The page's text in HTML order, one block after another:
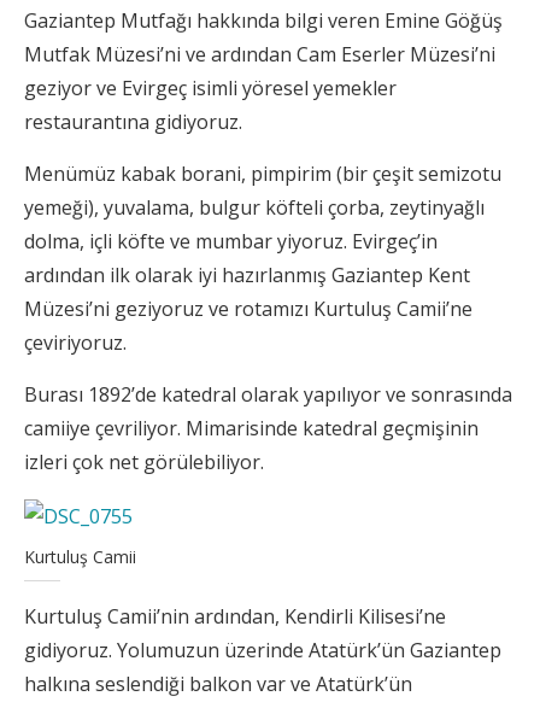
Gaziantep Mutfağı hakkında bilgi veren Emine Göğüş
Mutfak Müzesi’ni ve ardından Cam Eserler Müzesi’ni
geziyor ve Evirgeç isimli yöresel yemekler
restaurantına gidiyoruz.
Menümüz kabak borani, pimpirim (bir çeşit semizotu
yemeği), yuvalama, bulgur köfteli çorba, zeytinyağlı
dolma, içli köfte ve mumbar yiyoruz. Evirgeç’in
ardından ilk olarak iyi hazırlanmış Gaziantep Kent
Müzesi’ni geziyoruz ve rotamızı Kurtuluş Camii’ne
çeviriyoruz.
Burası 1892’de katedral olarak yapılıyor ve sonrasında
camiiye çevriliyor. Mimarisinde katedral geçmişinin
izleri çok net görülebiliyor.
Kurtuluş Camii
Kurtuluş Camii’nin ardından, Kendirli Kilisesi’ne
gidiyoruz. Yolumuzun üzerinde Atatürk’ün Gaziantep
halkına seslendiği balkon var ve Atatürk’ün